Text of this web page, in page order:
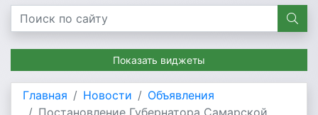
Показать виджеты
Главная Новости
Объявления
Постановление Губернатора Самарской